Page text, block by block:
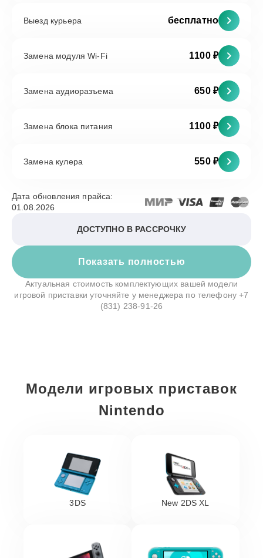
Выезд курьера бесплатно
Замена модуля Wi-Fi 1100 ₽
Замена аудиоразъема 650 ₽
Замена блока питания 1100 ₽
Замена кулера 550 ₽
Показать полностью
Дата обновления прайса:
01.08.2026
ДОСТУПНО В РАССРОЧКУ
Актуальная стоимость комплектующих вашей модели
игровой приставки уточняйте у менеджера по телефону+7
(831) 238-91-26
Модели игровых приставок
Nintendo
3DS New 2DS XL